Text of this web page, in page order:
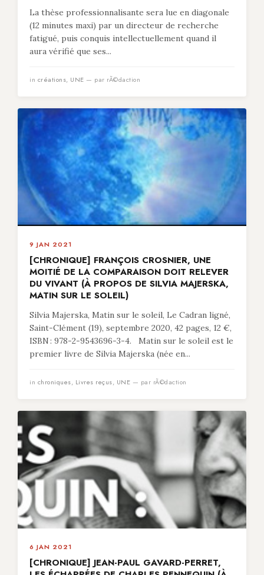
La thèse professionnalisante sera lue en diagonale
(12 minutes maxi) par un directeur de recherche
fatigué, puis conquis intellectuellement quand il
aura vérifié que ses...
in créations, UNE — par rÃ©daction
9 JAN 2021
[CHRONIQUE] FRANÇOIS CROSNIER, UNE
MOITIÉ DE LA COMPARAISON DOIT RELEVER
DU VIVANT (À PROPOS DE SILVIA MAJERSKA,
MATIN SUR LE SOLEIL)
Silvia Majerska, Matin sur le soleil, Le Cadran ligné,
Saint-Clément (19), septembre 2020, 42 pages, 12 €,
ISBN : 978-2-9543696-3-4. Matin sur le soleil est le
premier livre de Silvia Majerska (née en...
in chroniques, Livres reçus, UNE — par rÃ©daction
6 JAN 2021
[CHRONIQUE] JEAN-PAUL GAVARD-PERRET,